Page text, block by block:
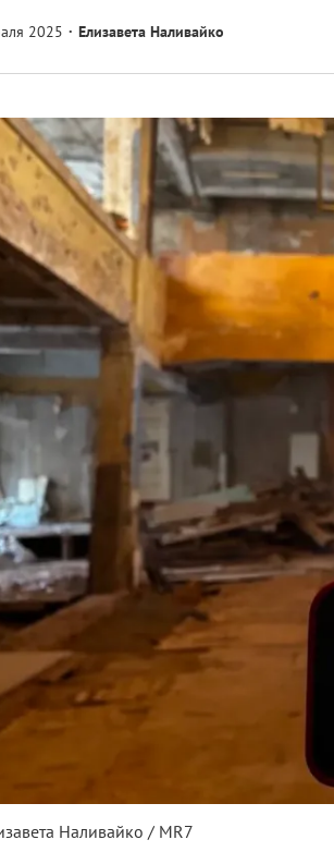
Елизавета Наливайко
Наливайко / MR7